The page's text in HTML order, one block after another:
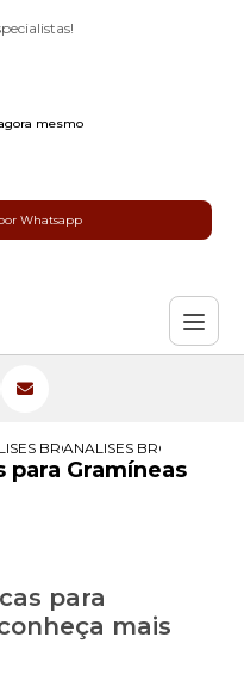
mesmo
Whatsapp
BROMATOLOGICAS PARA
ANALISES
Gramíneas
para
mais